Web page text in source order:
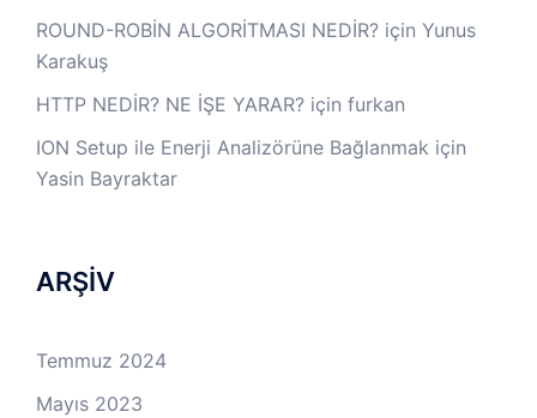
ROUND-ROBİN ALGORİTMASI NEDİR? için Yunus
Karakuş
HTTP NEDİR? NE İŞE YARAR? için furkan
ION Setup ile Enerji Analizörüne Bağlanmak için
Yasin Bayraktar
ARŞİV
Temmuz 2024
Mayıs 2023